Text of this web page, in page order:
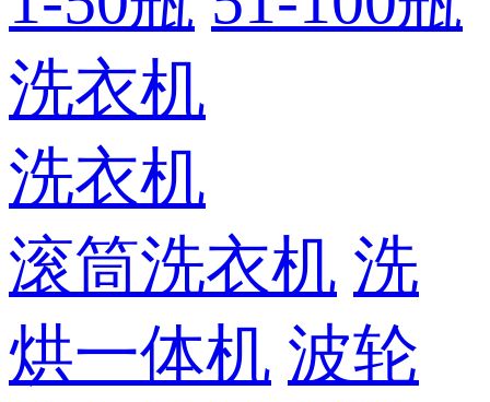
洗衣机
洗衣机
滚筒洗衣机 洗
烘一体机 波轮